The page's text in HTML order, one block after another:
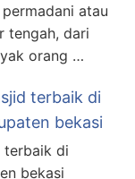
atau
tengah, dari
orang …
terbaik di
bekasi
terbaik di
bekasi